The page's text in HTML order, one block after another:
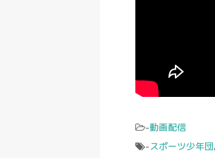
-動画配信
-スポーツ少年団,